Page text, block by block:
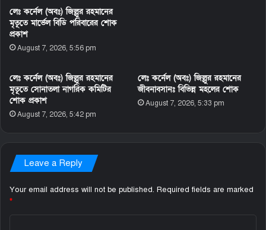
লেঃ কর্নেল (অবঃ) জিল্লুর রহমানের
মৃতূতে মার্ভেল বিডি পরিবারের শোক
প্রকাশ
August 7, 2026, 5:56 pm
লেঃ কর্নেল (অবঃ) জিল্লুর রহমানের
মৃতূতে সোনাতলা নাগরিক কমিটির
শোক প্রকাশ
August 7, 2026, 5:42 pm
লেঃ কর্নেল (অবঃ) জিল্লুর রহমানের
জীবনাবসানঃ বিভিন্ন মহলের শোক
August 7, 2026, 5:33 pm
Leave a Reply
Your email address will not be published. Required fields are marked
*